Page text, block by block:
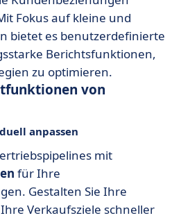
Fokus auf kleine und
bietet es benutzerdefinierte
Berichtsfunktionen,
zu optimieren.
von
anpassen
mit
für Ihre
Gestalten Sie Ihre
Verkaufsziele schneller